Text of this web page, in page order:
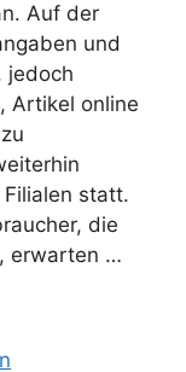
Auf der
und
jedoch
Artikel online
statt.
die
erwarten …